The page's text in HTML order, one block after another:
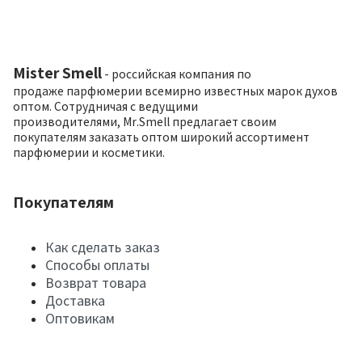
Mister Smell - российская компания по
продаже парфюмерии всемирно известных марок духов
оптом. Сотрудничая с ведущими
производителями, Mr.Smell предлагает своим
покупателям заказать оптом широкий ассортимент
парфюмерии и косметики.
Покупателям
Как сделать заказ
Способы оплаты
Возврат товара
Доставка
Оптовикам